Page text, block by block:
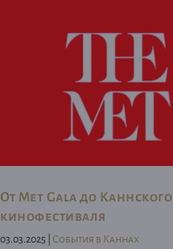
От Met Gala до Каннского
кинофестиваля
03.03.2025 | События в Каннах